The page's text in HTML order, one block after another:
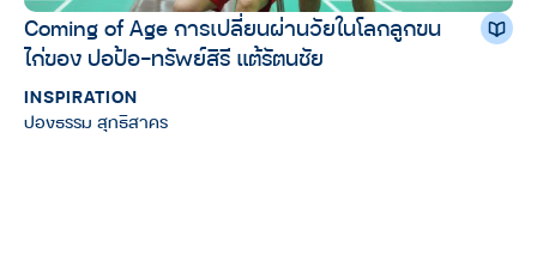
Coming of Age การเปลี่ยนผ่านวัยในโลกลูกขน
ไก่ของ ปอป้อ-ทรัพย์สิรี แต้รัตนชัย
INSPIRATION
ปองธรรม สุทธิสาคร